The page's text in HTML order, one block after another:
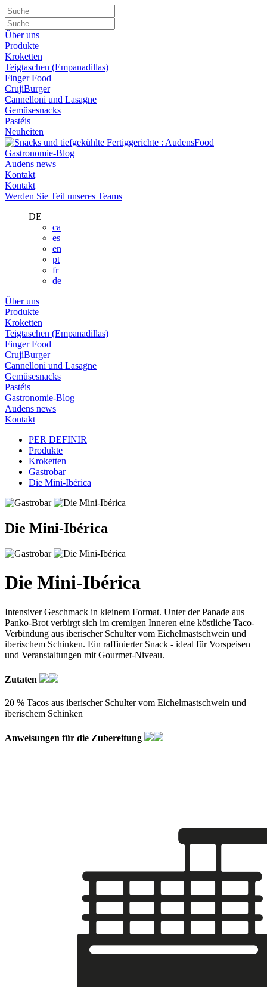
Über uns
Produkte
Kroketten
Teigtaschen (Empanadillas)
Finger Food
CrujiBurger
Cannelloni und Lasagne
Gemüsesnacks
Pastéis
Neuheiten
Gastronomie-Blog
Audens news
Kontakt
Kontakt
Werden Sie Teil unseres Teams
DE
ca
es
en
pt
fr
de
Über uns
Produkte
Kroketten
Teigtaschen (Empanadillas)
Finger Food
CrujiBurger
Cannelloni und Lasagne
Gemüsesnacks
Pastéis
Gastronomie-Blog
Audens news
Kontakt
PER DEFINIR
Produkte
Kroketten
Gastrobar
Die Mini-Ibérica
Die Mini-Ibérica
Die Mini-Ibérica
Intensiver Geschmack in kleinem Format. Unter der Panade aus
Panko-Brot verbirgt sich im cremigen Inneren eine köstliche Taco-
Verbindung aus iberischer Schulter vom Eichelmastschwein und
iberischem Schinken. Ein raffinierter Snack - ideal für Vorspeisen
und Veranstaltungen mit Gourmet-Niveau.
Zutaten
20 % Tacos aus iberischer Schulter vom Eichelmastschwein und
iberischem Schinken
Anweisungen für die Zubereitung